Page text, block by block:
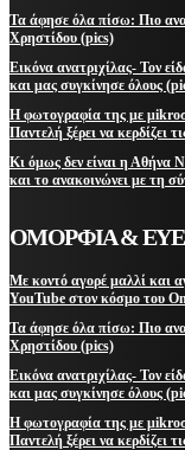
Τα άφησε όλα πίσω: Πιο
Χρηστίδου (pics)
Εικόνα ανατριχίλας- Τον
και μας συγκίνησε όλους
Η φωτογραφία της με
Παντελή ξέρει να κερδίζει
Κι όμως δεν είναι η Αθήνα
και το ανακοινώνει με τη
ΟΜΟΡΦΙΑ &
Με κοντό αγορέ μαλλί και
YouTube στον κόσμο του
Τα άφησε όλα πίσω: Πιο
Χρηστίδου (pics)
Εικόνα ανατριχίλας- Τον
και μας συγκίνησε όλους
Η φωτογραφία της με
Παντελή ξέρει να κερδίζει